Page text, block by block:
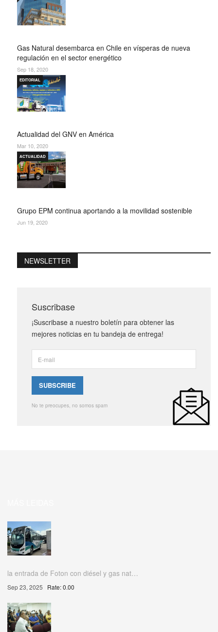
Gas Natural desembarca en Chile en vísperas de nueva
regulación en el sector energético
Sep 18, 2020
Actualidad del GNV en América
EDITORIAL
Mar 10, 2020
Grupo EPM continua aportando a la movilidad sostenible
ACTUALIDAD
Jun 19, 2020
NEWSLETTER
Suscribase
¡Suscribase a nuestro boletín para obtener las
mejores noticias en tu bandeja de entrega!
No te preocupes, no somos spam
la entrada de Foton con diésel y gas nat…
Sep 23, 2025 Rate: 0.00